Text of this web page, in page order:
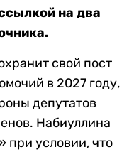
на два
свой пост
в 2027 году,
депутатов
Набиуллина
при условии, что